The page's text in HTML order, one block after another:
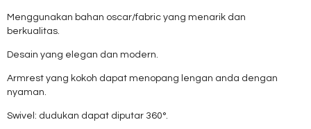
Menggunakan bahan oscar/fabric yang menarik dan
berkualitas.
Desain yang elegan dan modern.
Armrest yang kokoh dapat menopang lengan anda dengan
nyaman.
Swivel: dudukan dapat diputar 360°.